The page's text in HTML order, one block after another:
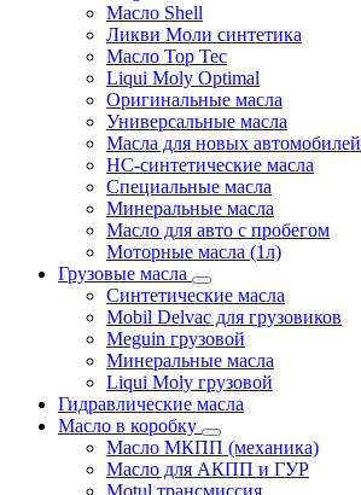
Масло Shell
Ликви Моли синтетика
Масло Top Tec
Liqui Moly Optimal
Оригинальные масла
Универсальные масла
Масла для новых автомобилей
HC-синтетические масла
Специальные масла
Минеральные масла
Масло для авто с пробегом
Моторные масла (1л)
Грузовые масла
Синтетические масла
Mobil Delvac для грузовиков
Meguin грузовой
Минеральные масла
Liqui Moly грузовой
Гидравлические масла
Масло в коробку
Масло МКПП (механика)
Масло для АКПП и ГУР
Motul трансмиссия